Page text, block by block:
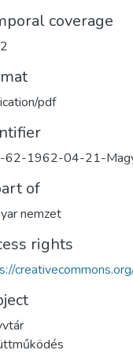
coverage
pdf
62-1962-04-21-
of
nemzet
rights